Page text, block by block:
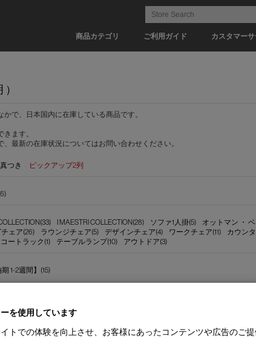
商品カテゴリ ご利用ガイド カスタマー
で、日本国内に在庫している商品です。
ます。
最新の在庫状況についてはお問い合わせください。
つき ピックアップ2列
I MAESTRI COLLECTION(28) ソファ1人掛(5) オットマン ・
ェア(26) ラウンジチェア(5) デザインチェア(4) ワークチェア(11) カウン
コートラック(1) テーブルランプ(10) アウトドア(3)
期 1-2週間】(15)
を使用しています
トでの体験を向上させ、お客様にあったコンテンツや広告のご提